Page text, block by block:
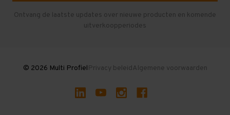
Gebruikte entresolvloeren
Ontvang de laatste updates over nieuwe producten en komende
uitverkoopperiodes
© 2026 Multi ProfielPrivacy beleidAlgemene voorwaarden